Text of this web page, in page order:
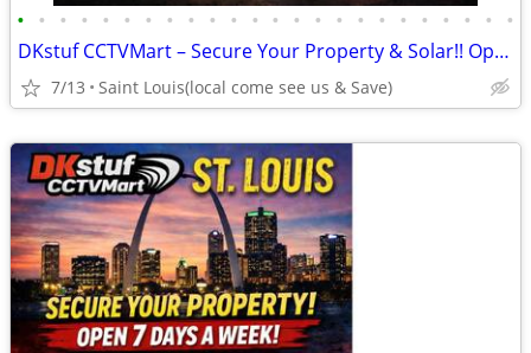
• • • • • • • • • • • • • • • • • • • • • • • •
DKstuf CCTVMart – Secure Your Property & Solar!! Open 7 Days A Week!
7/13 Saint Louis(local come see us & Save)